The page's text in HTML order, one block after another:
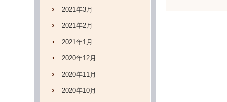
2021年3月
2021年2月
2021年1月
2020年12月
2020年11月
2020年10月